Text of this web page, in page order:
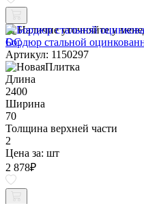
Наличие уточняйте у
Бордюр стальной
Артикул: 1150297
Длина
2400
Ширина
70
Толщина верхней части
2
Цена за: шт
2 878₽